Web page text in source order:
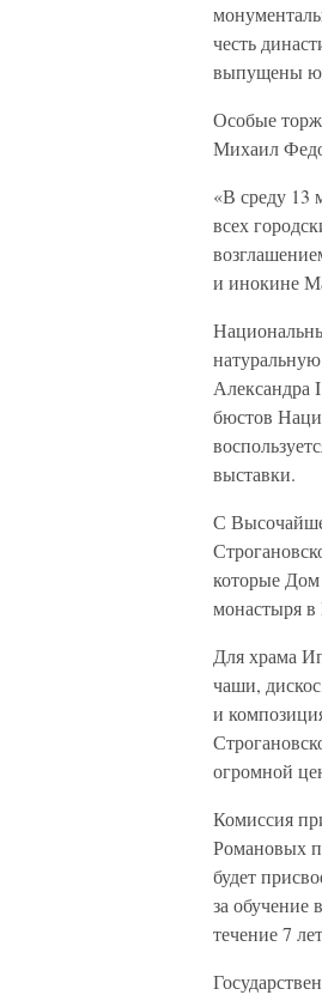
честь
выпущены
Особые
Михаил
«В среду 13
всех
и инокине
Александра
бюстов
выставки.
С
которые
монастыря в
Для храма
чаши,
и
огромной
Комиссия
Романовых
будет
за обучение
течение 7